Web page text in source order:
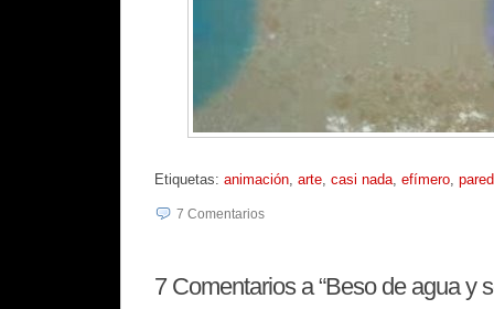
Etiquetas: animación arte casi nada efímero
7 Comentarios
7Comentarios a “Beso de agua y